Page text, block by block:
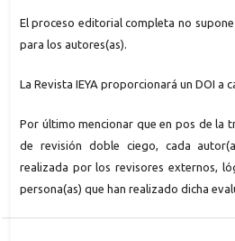
El proceso editorial completa no
para los autores(as).
La Revista IEYA proporcionará un DOI a
Por último mencionar que en pos de la
de revisión doble ciego, cada
realizada por los revisores externos,
persona(as) que han realizado dicha